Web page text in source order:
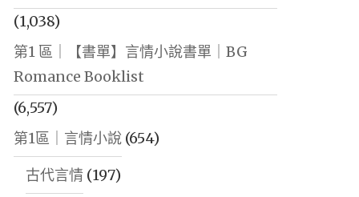
(1,038)
第1 區｜【書單】言情小說書單｜BG
Romance Booklist
(6,557)
第1區｜言情小說(654)
古代言情(197)